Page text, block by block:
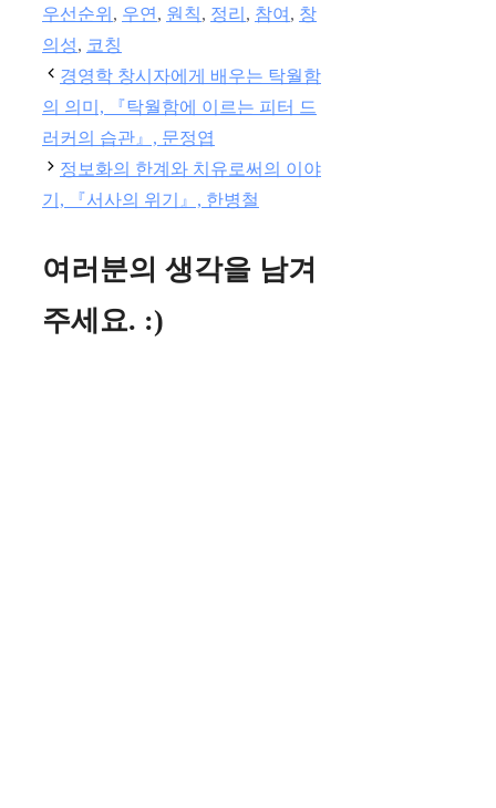
리
우선순위 , 우연 , 원칙, 정리 , 참여 , 창
의성, 코칭
경영학 창시자에게 배우는 탁월함
의 의미, 『탁월함에 이르는 피터 드
러커의 습관』, 문정엽
정보화의 한계와 치유로써의 이야
기, 『서사의 위기』, 한병철
여러분의 생각을 남겨
주세요. :)